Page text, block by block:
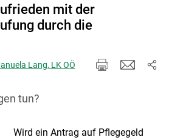
mit der
durch die
Lang, LK OÖ
tun?
Wird ein Antrag auf Pflegegeld